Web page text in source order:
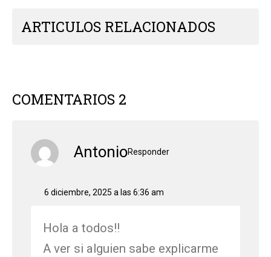
ARTICULOS RELACIONADOS
COMENTARIOS 2
Antonio
6 diciembre, 2025 a las 6:36 am
Hola a todos!!
A ver si alguien sabe explicarme
Responder